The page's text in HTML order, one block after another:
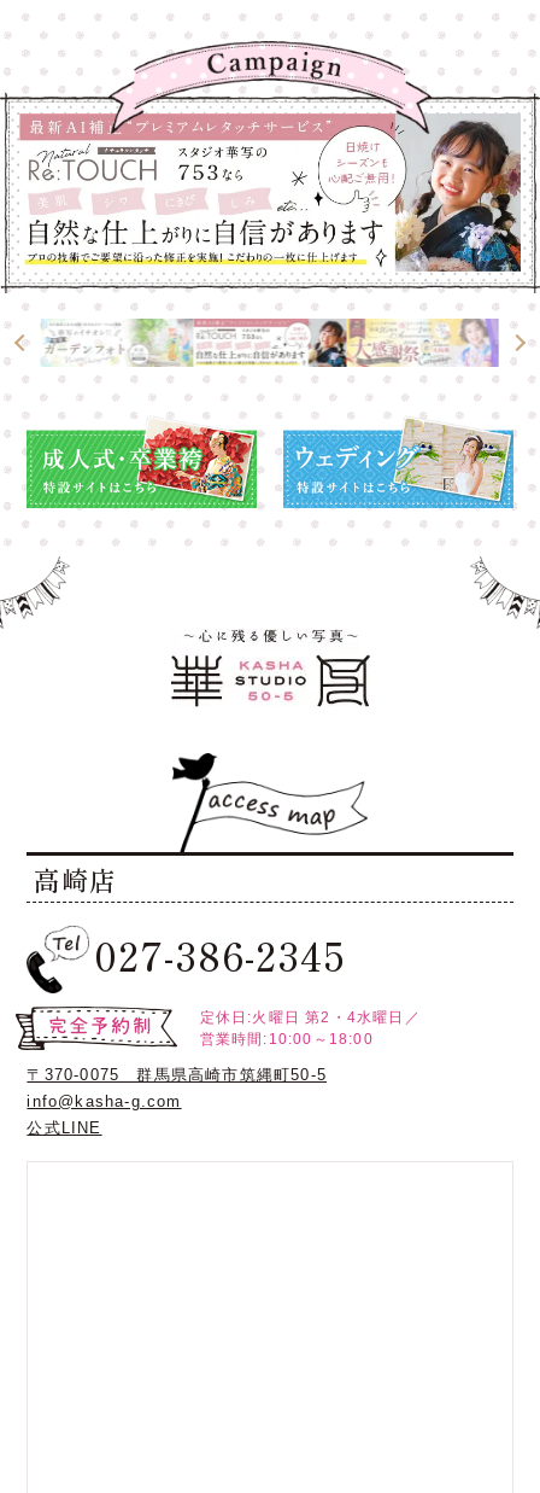
高崎店
027-386-2345
定休日:火曜日 第2・4水曜日／
営業時間:10:00～18:00
〒370-0075 群馬県高崎市筑縄町50-5
info@kasha-g.com
公式LINE
高崎店
大宮店
高崎店
大宮店